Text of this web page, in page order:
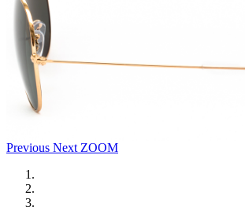
Previous Next ZOOM